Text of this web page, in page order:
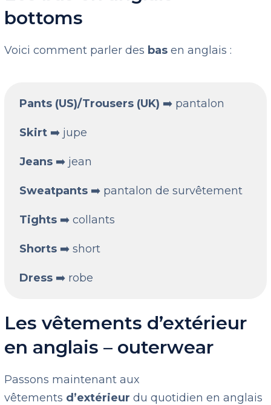
bottoms
Voici comment parler des bas en anglais :
Pants (US)/Trousers (UK) ➡️ pantalon
Skirt ➡️ jupe
Jeans ➡️ jean
Sweatpants ➡️ pantalon de survêtement
Tights ➡️ collants
Shorts ➡️ short
Dress ➡️ robe
Les vêtements d’extérieur
en anglais – outerwear
Passons maintenant aux
vêtements d’extérieurdu quotidien en anglais